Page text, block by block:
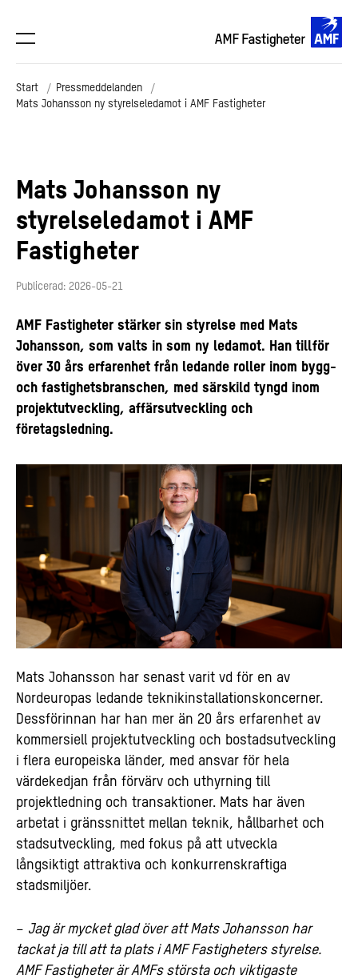
Start
Pressmeddelanden
Mats Johansson ny styrelseledamot i AMF Fastigheter
Mats Johansson ny
styrelseledamot i AMF
Fastigheter
Publicerad: 2026-05-21
AMF Fastigheter stärker sin styrelse med Mats
Johansson, som valts in som ny ledamot. Han tillför
över 30 års erfarenhet från ledande roller inom bygg-
och fastighetsbranschen, med särskild tyngd inom
projektutveckling, affärsutveckling och
företagsledning.
Mats Johansson har senast varit vd för en av
Nordeuropas ledande teknikinstallationskoncerner.
Dessförinnan har han mer än 20 års erfarenhet av
kommersiell projektutveckling och bostadsutveckling
i flera europeiska länder, med ansvar för hela
värdekedjan från förvärv och uthyrning till
projektledning och transaktioner. Mats har även
arbetat i gränssnittet mellan teknik, hållbarhet och
stadsutveckling, med fokus på att utveckla
långsiktigt attraktiva och konkurrenskraftiga
stadsmiljöer.
– Jag är mycket glad över att Mats Johansson har
tackat ja till att ta plats i AMF Fastigheters styrelse.
AMF Fastigheter är AMFs största och viktigaste